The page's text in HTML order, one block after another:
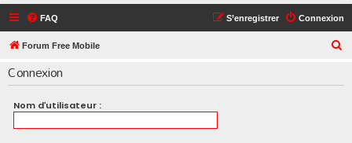
FAQ Connexion
S’enregistrer
Forum Free Mobile
Connexion
Nom d’utilisateur :